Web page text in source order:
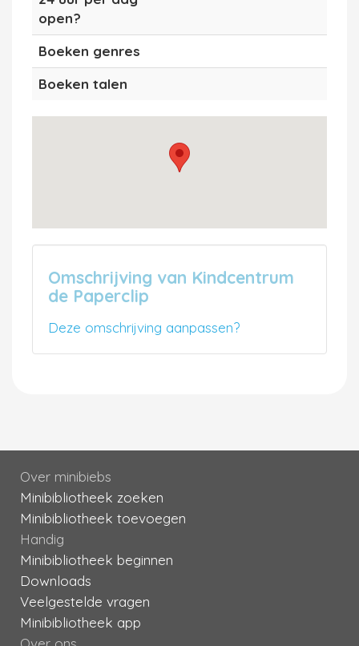
open?
Boeken genres
Boeken talen
Omschrijving van Kindcentrum
de Paperclip
Deze omschrijving aanpassen?
Over minibiebs
Minibibliotheek zoeken
Minibibliotheek toevoegen
Handig
Minibibliotheek beginnen
Downloads
Veelgestelde vragen
Minibibliotheek app